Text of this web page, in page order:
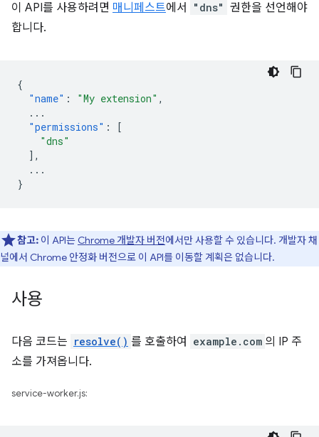
이 API를 사용하려면 매니페스트에서 "dns" 권한을 선언해야
합니다.
{
"name" : "My extension" ,
...
"permissions" :
[
"dns"
],
...
}
참고: 이 API는 Chrome 개발자 버전에서만 사용할 수 있습니다. 개발자 채
널에서 Chrome 안정화 버전으로 이 API를 이동할 계획은 없습니다.
사용
다음 코드는 resolve() 를 호출하여 example.com 의 IP 주
소를 가져옵니다.
service-worker.js: